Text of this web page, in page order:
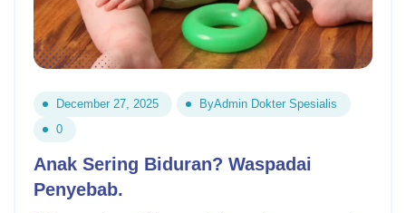
December 27, 2025 ByAdmin Dokter Spesialis
0
Anak Sering Biduran? Waspadai
Penyebab.